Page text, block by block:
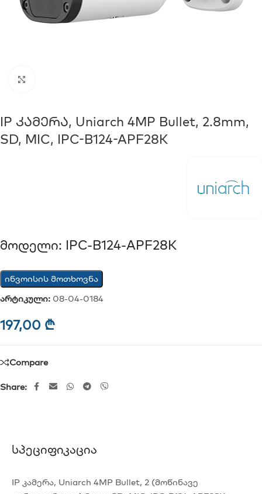
IP Კამერა, Uniarch 4MP Bullet, 2.8mm,
SD, MIC, IPC-B124-APF28K
Მოდელი: IPC-B124-APF28K
ინვოისის მოთხოვნა
არტიკული: 08-04-0184
197,00 ₾
Compare
Share:
Სპეციფიკაცია
IP კამერა, Uniarch 4MP Bullet, 2 (მოწინავე